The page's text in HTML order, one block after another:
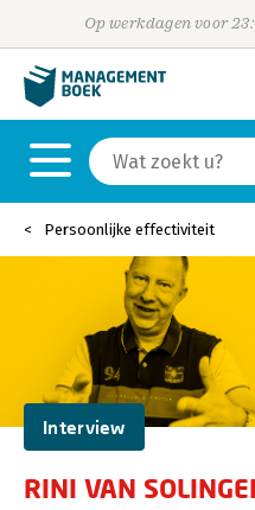
Op werkdagen voor
Persoonlijke effectiviteit
Interview
RINI VAN